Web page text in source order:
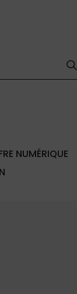
NUMÉRIQUE